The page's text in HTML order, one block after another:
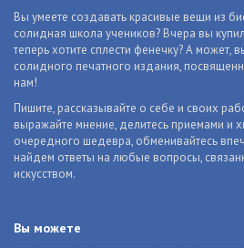
Вы умеете создавать красивые вещи из
солидная школа учеников? Вчера вы
теперь хотите сплести фенечку? А может,
солидного печатного издания,
нам!
Пишите, рассказывайте о себе и своих
выражайте мнение, делитесь приемами и
очередного шедевра, обменивайтесь
найдем ответы на любые вопросы,
искусством.
Вы можете